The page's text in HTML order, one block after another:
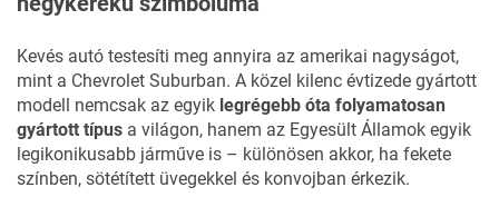
Kevés autó testesíti meg annyira az amerikai nagyságot,
mint a Chevrolet Suburban. A közel kilenc évtizede gyártott
modell nemcsak az egyik legrégebb óta folyamatosan
gyártott típus a világon, hanem az Egyesült Államok egyik
legikonikusabb járműve is – különösen akkor, ha fekete
színben, sötétített üvegekkel és konvojban érkezik.